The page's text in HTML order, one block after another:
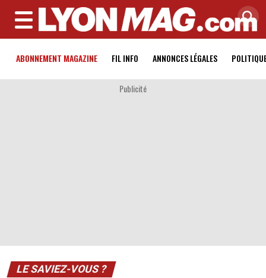
MENU
ABONNEMENT MAGAZINE FIL INFO ANNONCES LÉGALES
Publicité
LE SAVIEZ-VOUS ?